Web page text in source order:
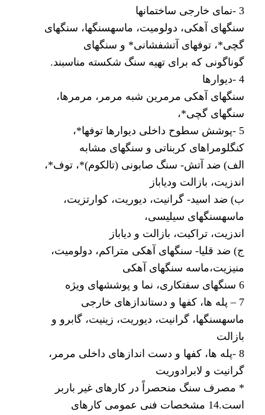
3 -نمای خارجی ساختمانها
سنگهای آهکی، دولومیت، ماسهسنگها، سنگهای
گچی*، توفهای آتشفشانی* و سنگهای
گوناگونی که برای تهیه سنگ شکسته مناسبند.
4 -دیوارها
سنگهای آهکی مرمرین شبه مرمر، مرمرها،
سنگهای گچی*،
5 -پوشش سطوح داخلی دیوارها توفها*،
کنگلومراهای کربناتی و سنگهای مشابه
الف) ضد آتش- سنگ صابونی (تالکوم)*، توف*،
اندزیت، بازالت ودیاباز
ب) ضد اسید- گرانیت، دیوریت، کوارتزیت،
ماسهسنگهای سیلیسی،
اندزیت، تراکیت، بازالت و دیاباز
ج) ضد قلیا- سنگهای آهکی متراکم، دولومیت،
منیزیت،ماسه سنگهای آهکی
6 سنگهای سفتکاری، نما و پوششهای ویژه
7 – پله ها، کفها و دستاندازهای خارجی
ماسهسنگها، گرانیت، دیوریت، زینیت، گابرو و
بازالت
8 -پله ها، کفها و دست اندازهای داخلی مرمر،
گرانیت و لابرادوریت
* مصرف سنگ منحصراً در کارهای غیر باربر
است.14 مشخصات فنی عمومی کارهای